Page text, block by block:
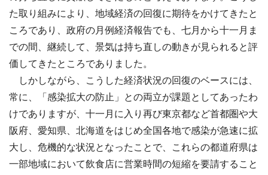
た取り組みにより、地域経済の回復に期待をかけてきたと
ころであり、政府の月例経済報告でも、七月から十一月ま
での間、継続して、景気は持ち直しの動きが見られると評
価してきたところでありました。
しかしながら、こうした経済状況の回復のベースには、
常に、「感染拡大の防止」との両立が課題としてあったわ
けでありますが、十一月に入り再び東京都など首都圏や大
阪府、愛知県、北海道をはじめ全国各地で感染が急速に拡
大し、危機的な状況となったことで、これらの都道府県は
一部地域において飲食店に営業時間の短縮を要請すること